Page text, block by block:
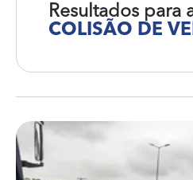
Resultados para
COLISÃO DE